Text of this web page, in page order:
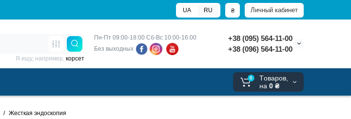
Личный кабинет
₴
UA RU
Пн-Пт 09:00-18:00 Сб-Вс 10:00-16:00
Без выходных
+38 (095) 564-11-00
+38 (096) 564-11-00
Я ищу, например, корсет
0
Tоваров,
на 0 ₴
Жесткая эндоскопия